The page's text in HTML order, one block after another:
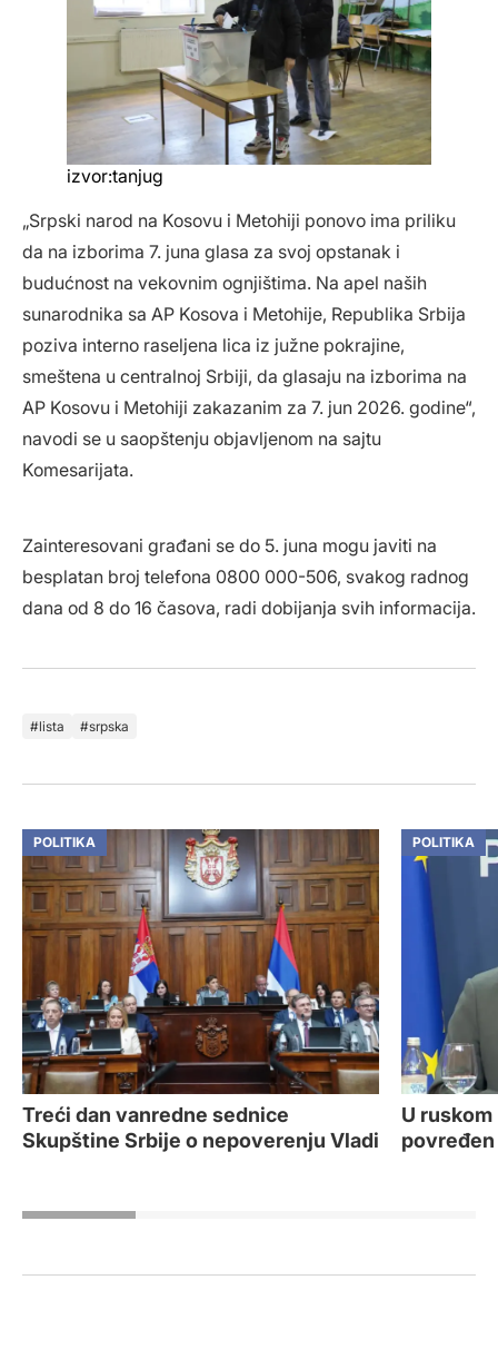
izvor:tanjug
„Srpski narod na Kosovu i Metohiji ponovo ima priliku
da na izborima 7. juna glasa za svoj opstanak i
budućnost na vekovnim ognjištima. Na apel naših
sunarodnika sa AP Kosova i Metohije, Republika Srbija
poziva interno raseljena lica iz južne pokrajine,
smeštena u centralnoj Srbiji, da glasaju na izborima na
AP Kosovu i Metohiji zakazanim za 7. jun 2026. godine“,
navodi se u saopštenju objavljenom na sajtu
Komesarijata.
Zainteresovani građani se do 5. juna mogu javiti na
besplatan broj telefona 0800 000-506, svakog radnog
dana od 8 do 16 časova, radi dobijanja svih informacija.
lista srpska
POLITIKA
Treći dan vanredne sednice
Skupštine Srbije o nepoverenju Vladi
POLITIKA
U